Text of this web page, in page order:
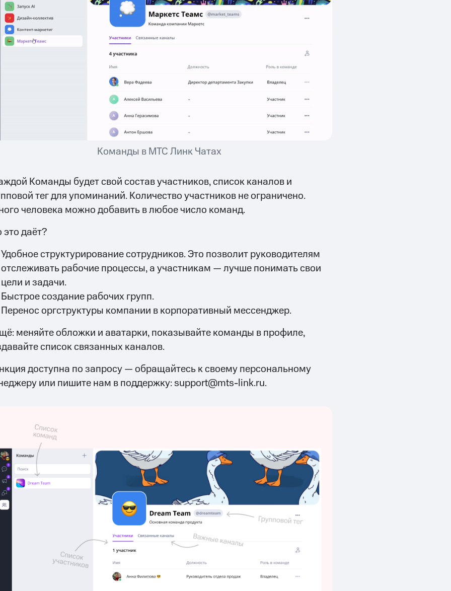
Команды в МТС Линк Чатах
Команды будет свой состав участников, список каналов и
тег для упоминаний. Количество участников не ограничено.
человека можно добавить в любое число команд.
это даёт?
Удобное структурирование сотрудников. Это позволит руководителям
отслеживать рабочие процессы, а участникам — лучше понимать свои
цели и задачи.
Быстрое создание рабочих групп.
Перенос оргструктуры компании в корпоративный мессенджер.
меняйте обложки и аватарки, показывайте команды в профиле,
список связанных каналов.
доступна по запросу — обращайтесь к своему персональному
или пишите нам в поддержку: support@mts-link.ru.